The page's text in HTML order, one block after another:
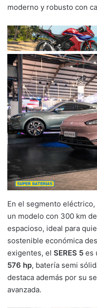
moderno y robusto con
En el segmento
un modelo con 300 km
espacioso, ideal para
sostenible económica
exigentes, el SERES 5 es
576 hp, batería semi
destaca además por su
avanzada.